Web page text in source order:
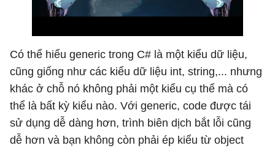
Có thể hiểu generic trong C# là một kiểu dữ liệu,
cũng giống như các kiểu dữ liệu int, string,... nhưng
khác ở chỗ nó không phải một kiểu cụ thể mà có
thể là bất kỳ kiểu nào. Với generic, code được tái
sử dụng dễ dàng hơn, trình biên dịch bắt lỗi cũng
dễ hơn và bạn không còn phải ép kiểu từ object